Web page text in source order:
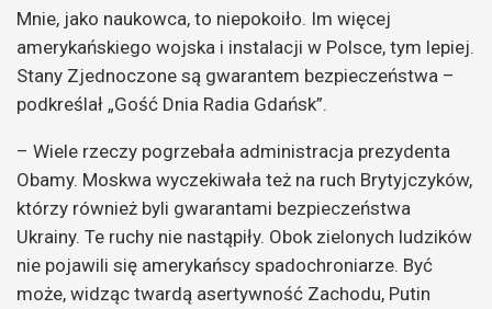
Mnie, jako naukowca, to niepokoiło. Im więcej
amerykańskiego wojska i instalacji w Polsce, tym lepiej.
Stany Zjednoczone są gwarantem bezpieczeństwa –
podkreślał „Gość Dnia Radia Gdańsk”.
– Wiele rzeczy pogrzebała administracja prezydenta
Obamy. Moskwa wyczekiwała też na ruch Brytyjczyków,
którzy również byli gwarantami bezpieczeństwa
Ukrainy. Te ruchy nie nastąpiły. Obok zielonych ludzików
nie pojawili się amerykańscy spadochroniarze. Być
może, widząc twardą asertywność Zachodu, Putin